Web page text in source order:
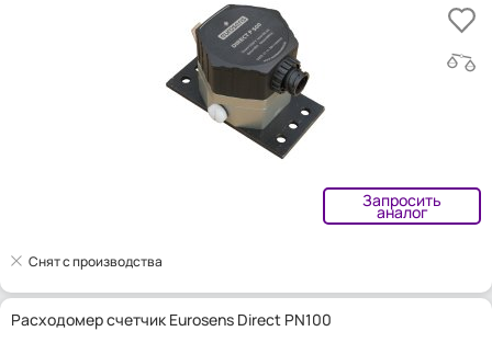
Запросить
аналог
Снят с производства
Расходомер счетчик Eurosens Direct PN100